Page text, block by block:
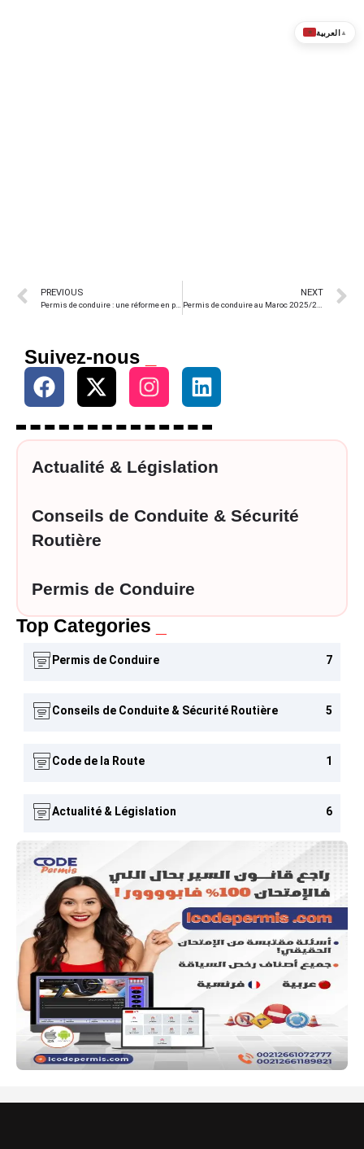
PREVIOUS NEXT
Suivez-nous
Actualité & Législation
Conseils de Conduite & Sécurité
Routière
Permis de Conduire
Top Categories
Permis de Conduire 7
Conseils de Conduite & Sécurité Routière 5
Code de la Route 1
Actualité & Législation 6
العربية▲